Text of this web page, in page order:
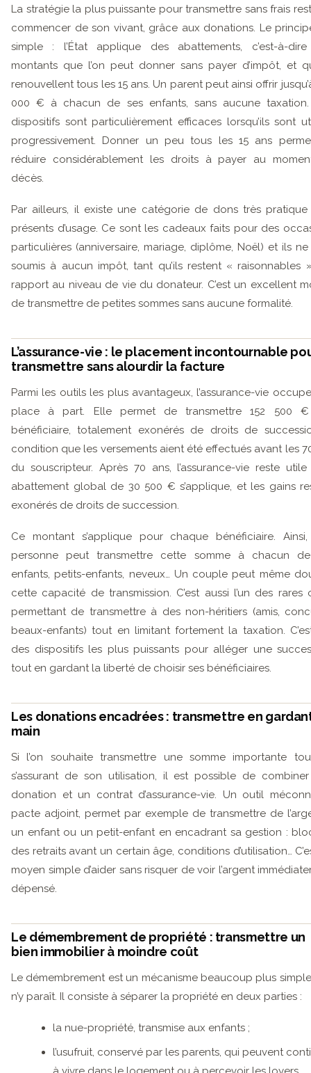
La stratégie la plus puissante pour transmettre sans frais
commencer de son vivant, grâce aux donations. Le
simple : l’État applique des abattements, c’est-à-
montants que l’on peut donner sans payer d’impôt, et
renouvellent tous les 15 ans. Un parent peut ainsi offrir
000 € à chacun de ses enfants, sans aucune taxation.
dispositifs sont particulièrement efficaces lorsqu’ils sont
progressivement. Donner un peu tous les 15 ans
réduire considérablement les droits à payer au
décès.
Par ailleurs, il existe une catégorie de dons très
présents d’usage. Ce sont les cadeaux faits pour des
particulières (anniversaire, mariage, diplôme, Noël) et ils
soumis à aucun impôt, tant qu’ils restent « raisonnables
rapport au niveau de vie du donateur. C’est un excellent
de transmettre de petites sommes sans aucune formalité.
L’assurance-vie : le placement incontournable
transmettre sans alourdir la facture
Parmi les outils les plus avantageux, l’assurance-vie
place à part. Elle permet de transmettre 152 500
bénéficiaire, totalement exonérés de droits de
condition que les versements aient été effectués avant les
du souscripteur. Après 70 ans, l’assurance-vie reste
abattement global de 30 500 € s’applique, et les gains
exonérés de droits de succession.
Ce montant s’applique pour chaque bénéficiaire.
personne peut transmettre cette somme à chacun
enfants, petits-enfants, neveux… Un couple peut même
cette capacité de transmission. C’est aussi l’un des rares
permettant de transmettre à des non-héritiers (amis,
beaux-enfants) tout en limitant fortement la taxation.
des dispositifs les plus puissants pour alléger une
tout en gardant la liberté de choisir ses bénéficiaires.
Les donations encadrées : transmettre en
main
Si l’on souhaite transmettre une somme importante
s’assurant de son utilisation, il est possible de
donation et un contrat d’assurance-vie. Un outil
pacte adjoint, permet par exemple de transmettre de
un enfant ou un petit-enfant en encadrant sa gestion :
des retraits avant un certain âge, conditions d’utilisation…
moyen simple d’aider sans risquer de voir l’argent
dépensé.
Le démembrement de propriété : transmettre un
bien immobilier à moindre coût
Le démembrement est un mécanisme beaucoup plus simple
n’y paraît. Il consiste à séparer la propriété en deux parties :
la nue-propriété, transmise aux enfants ;
l’usufruit, conservé par les parents, qui peuvent